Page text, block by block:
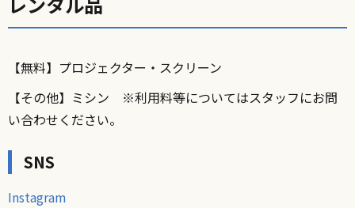
【無料】プロジェクター・スクリーン
【その他】ミシン ※利用料等についてはスタッフにお問
い合わせください。
SNS
Instagram